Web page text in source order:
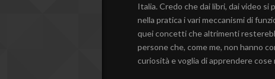
Italia. Credo che dai libri, dai video si
nella pratica i vari meccanismi di
quei concetti che altrimenti
persone che, come me, non hanno
curiosità e voglia di apprendere cose